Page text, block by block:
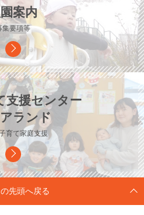
案内
集要項等
支援センター
ランド
育て家庭支援
先頭へ戻る